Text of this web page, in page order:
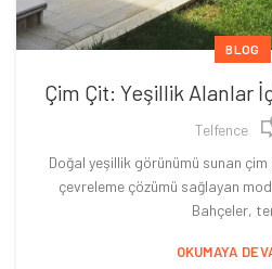
BLOG
Çim Çit: Yeşillik Alanlar
Telfence
Doğal yeşillik görünümü sunan
çevreleme çözümü sağlayan
Bahçeler,
OKUMAYA